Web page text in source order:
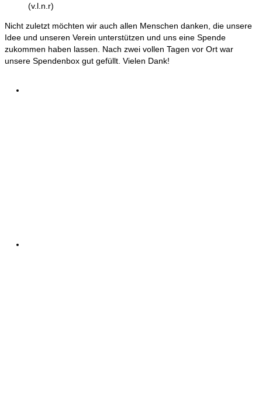
(v.l.n.r)
Nicht zuletzt möchten wir auch allen Menschen danken, die unsere
Idee und unseren Verein unterstützen und uns eine Spende
zukommen haben lassen. Nach zwei vollen Tagen vor Ort war
unsere Spendenbox gut gefüllt. Vielen Dank!